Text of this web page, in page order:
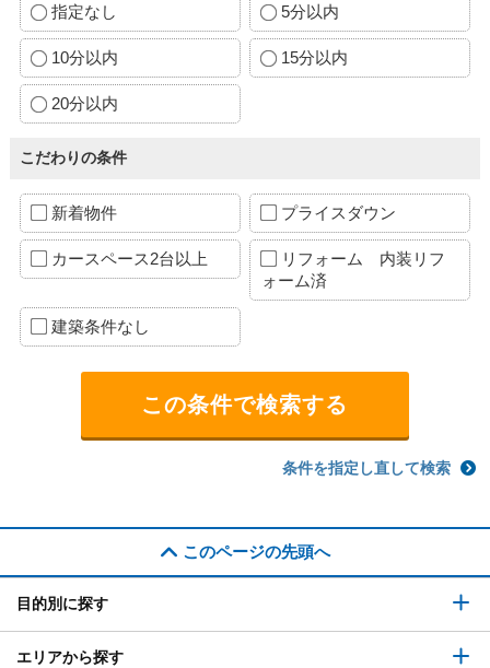
指定なし 5分以内
10分以内 15分以内
20分以内
こだわりの条件
新着物件 プライスダウン
カースペース2台以上
リフォーム 内装リフ
ォーム済
建築条件なし
条件を指定し直して検索
このページの先頭へ
目的別に探す
エリアから探す